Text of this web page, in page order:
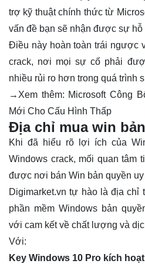
trợ kỹ thuật chính thức từ
vấn đề bạn sẽ nhận được sự hỗ
Điều này hoàn toàn trái ngược
crack, nơi mọi sự cố phải
nhiều rủi ro hơn trong quá trình
→Xem thêm: Microsoft Công
Mới Cho Cấu Hình Thấp
Địa chỉ mua win
Khi đã hiểu rõ lợi ích của
Windows crack, mối quan tâm
được nơi bán Win bản quyền
Digimarket.vn tự hào là địa chỉ
phần mềm Windows bản
với cam kết về chất lượng và
Với:
Key Windows 10 Pro kích